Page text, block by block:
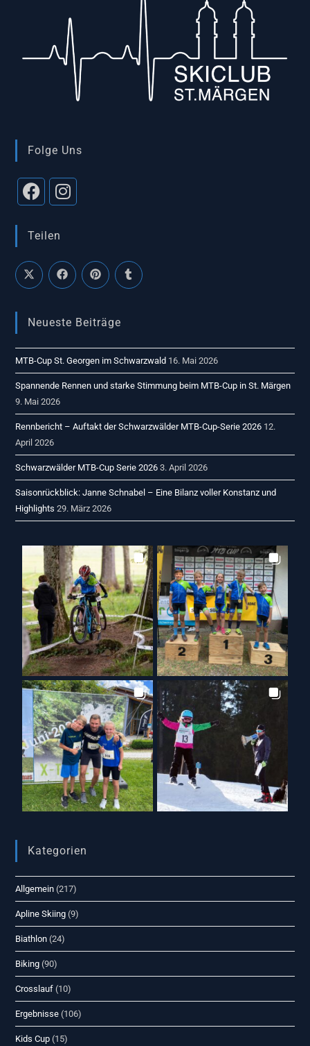
Folge Uns
Teilen
Neueste Beiträge
MTB-Cup St. Georgen im Schwarzwald 16. Mai 2026
Spannende Rennen und starke Stimmung beim MTB-Cup in St. Märgen
9. Mai 2026
Rennbericht – Auftakt der Schwarzwälder MTB-Cup-Serie 2026 12.
April 2026
Schwarzwälder MTB-Cup Serie 2026 3. April 2026
Saisonrückblick: Janne Schnabel – Eine Bilanz voller Konstanz und
Highlights 29. März 2026
Kategorien
Allgemein (217)
Apline Skiing (9)
Biathlon (24)
Biking (90)
Crosslauf (10)
Ergebnisse (106)
Kids Cup (15)